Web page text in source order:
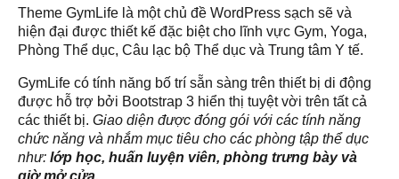
Theme GymLife là một chủ đề WordPress sạch sẽ và
hiện đại được thiết kế đặc biệt cho lĩnh vực Gym, Yoga,
Phòng Thể dục, Câu lạc bộ Thể dục và Trung tâm Y tế.
GymLife có tính năng bố trí sẵn sàng trên thiết bị di động
được hỗ trợ bởi Bootstrap 3 hiển thị tuyệt vời trên tất cả
các thiết bị. Giao diện được đóng gói với các tính năng
chức năng và nhắm mục tiêu cho các phòng tập thể dục
như: lớp học, huấn luyện viên, phòng trưng bày và